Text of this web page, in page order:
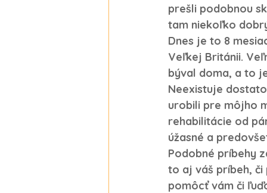
prešli podobnou
tam niekoľko
Dnes je to 8
Veľkej Británii.
býval doma, a to
Neexistuje
urobili pre môjho
rehabilitácie od
úžasné a
Podobné príbehy
to aj váš príbeh,
pomôcť vám či